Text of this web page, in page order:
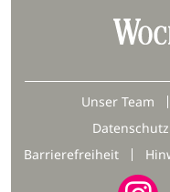
Unser Team
Datenschutz
Barrierefreiheit